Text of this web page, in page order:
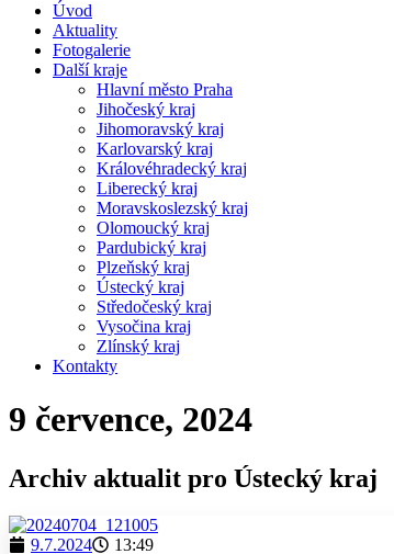
Úvod
Aktuality
Fotogalerie
Další kraje
Hlavní město Praha
Jihočeský kraj
Jihomoravský kraj
Karlovarský kraj
Královéhradecký kraj
Liberecký kraj
Moravskoslezský kraj
Olomoucký kraj
Pardubický kraj
Plzeňský kraj
Ústecký kraj
Středočeský kraj
Vysočina kraj
Zlínský kraj
Kontakty
9 července, 2024
Archiv aktualit pro Ústecký kraj
9.7.2024 13:49